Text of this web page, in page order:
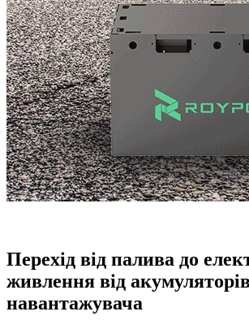
Перехід від палива до
живлення від
навантажувача